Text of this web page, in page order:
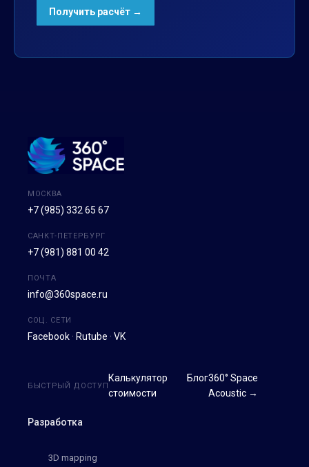
МОСКВА
+7 (985) 332 65 67
САНКТ-ПЕТЕРБУРГ
+7 (981) 881 00 42
ПОЧТА
info@360space.ru
СОЦ. СЕТИ
Facebook · Rutube · VK
Разработка
3D mapping
БЫСТРЫЙ ДОСТУП
Калькулятор
стоимости
Блог360° Space
Acoustic →